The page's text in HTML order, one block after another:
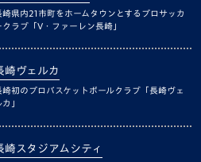
崎県内21市町をホームタウンとするプロサッカ
クラブ「V・ファーレン長崎」
崎ヴェルカ
崎初のプロバスケットボールクラブ「長崎ヴェ
カ」
崎スタジアムシティ